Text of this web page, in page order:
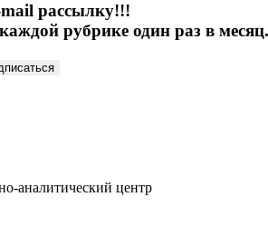
рассылку!!!
рубрике один раз в месяц.
аналитический центр